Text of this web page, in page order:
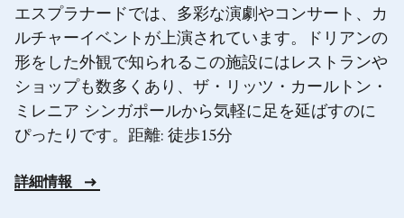
エスプラナードでは、多彩な演劇やコンサート、カ
ルチャーイベントが上演されています。ドリアンの
形をした外観で知られるこの施設にはレストランや
ショップも数多くあり、ザ・リッツ・カールトン・
ミレニア シンガポールから気軽に足を延ばすのに
ぴったりです。距離: 徒歩15分
詳細情報